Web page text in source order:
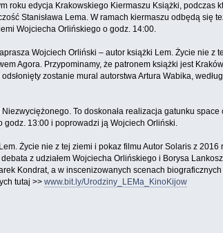
roku edycja Krakowskiego Kiermaszu Książki, podczas
Stanisława Lema. W ramach kiermaszu odbędą się
Wojciecha Orlińskiego o godz. 14:00.
Wojciech Orliński – autor książki Lem. Życie nie z
Agora. Przypominamy, że patronem książki jest
zostanie mural autorstwa Artura Wabika,
To doskonała realizacja gatunku space
godz. 13:00 i poprowadzi ją Wojciech Orliński.
Życie nie z tej ziemi i pokaz filmu Autor Solaris z 2016
z udziałem Wojciecha Orlińskiego i Borysa
Kondrat, a w inscenizowanych scenach
tutaj >> www.bit.ly/Urodziny_LEMa_KinoKijow